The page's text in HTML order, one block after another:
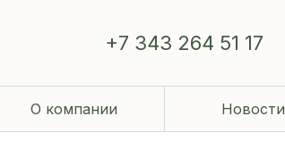
О компании
+7 343 264 51 17
Новости